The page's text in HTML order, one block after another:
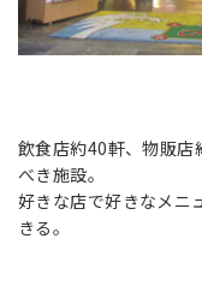
飲食店約40軒、物販店
べき施設。
好きな店で好きなメニ
きる。